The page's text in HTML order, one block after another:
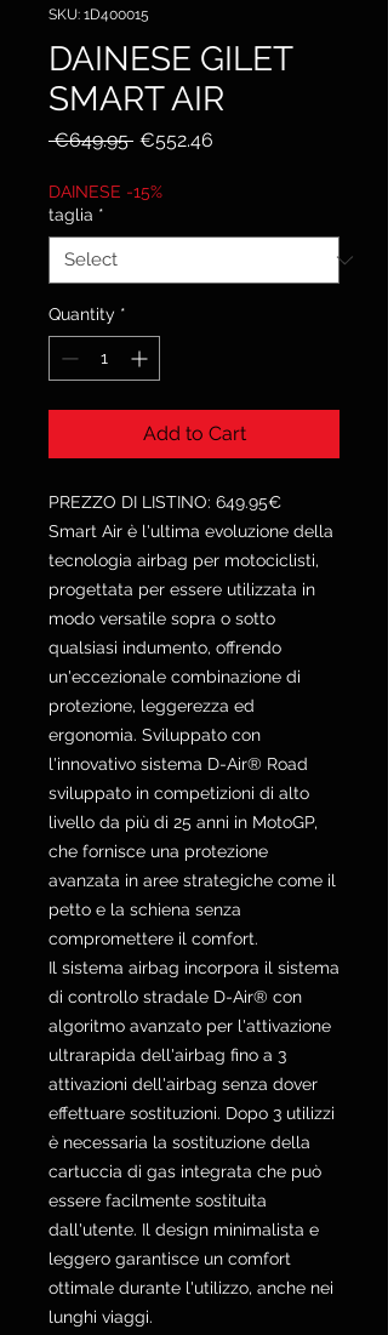
SKU: 1D400015
DAINESE GILET
SMART AIR
€649.95 Regular
€552.46
DAINESE -15%
taglia *
Quantity *
Add to Cart
PREZZO DI LISTINO: 649.95€
Smart Air è l'ultima evoluzione della
tecnologia airbag per motociclisti,
progettata per essere utilizzata in
modo versatile sopra o sotto
qualsiasi indumento, offrendo
un'eccezionale combinazione di
protezione, leggerezza ed
ergonomia. Sviluppato con
l'innovativo sistema D-Air® Road
sviluppato in competizioni di alto
livello da più di 25 anni in MotoGP,
che fornisce una protezione
avanzata in aree strategiche come il
petto e la schiena senza
compromettere il comfort.
Il sistema airbag incorpora il sistema
di controllo stradale D-Air® con
algoritmo avanzato per l'attivazione
ultrarapida dell'airbag fino a 3
attivazioni dell'airbag senza dover
effettuare sostituzioni. Dopo 3 utilizzi
è necessaria la sostituzione della
cartuccia di gas integrata che può
essere facilmente sostituita
dall'utente. Il design minimalista e
leggero garantisce un comfort
ottimale durante l'utilizzo, anche nei
lunghi viaggi.